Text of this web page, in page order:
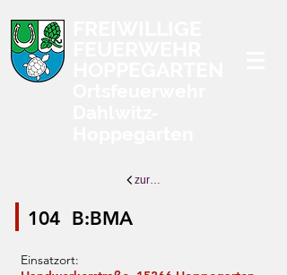
zurück zur Übersicht
B:BMA
104
Einsatzort: